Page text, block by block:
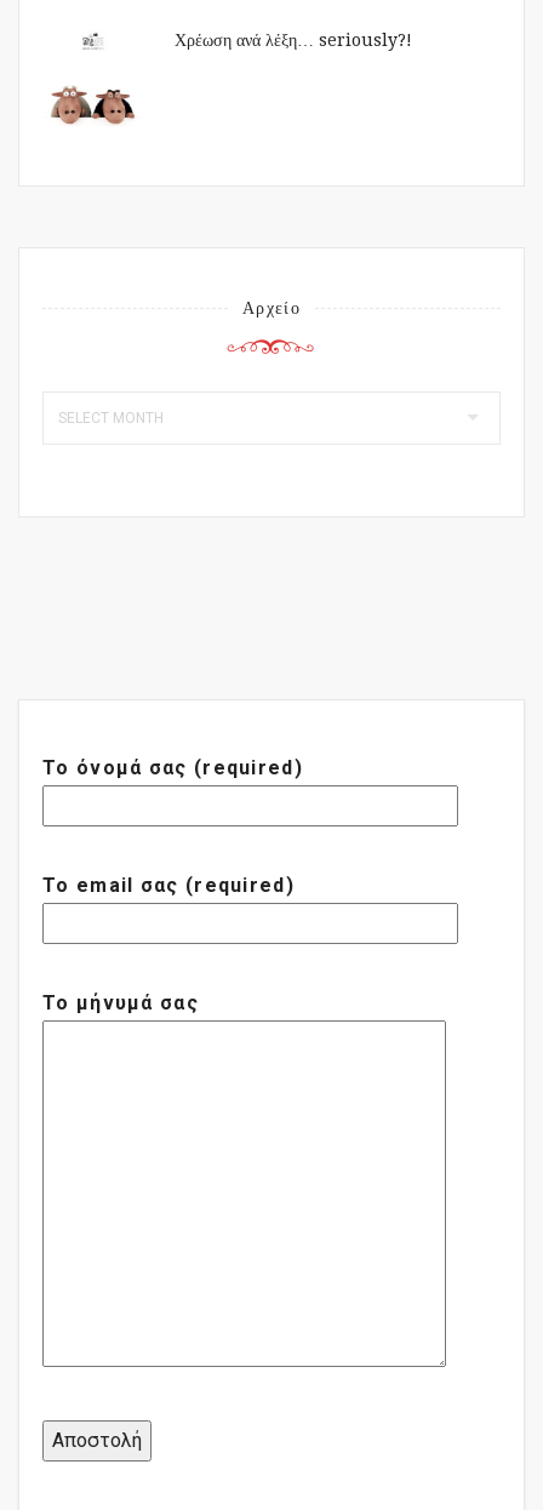
Χρέωση ανά λέξη… seriously?!
Αρχείο
Το όνομά σας (required)
Το email σας (required)
Το μήνυμά σας